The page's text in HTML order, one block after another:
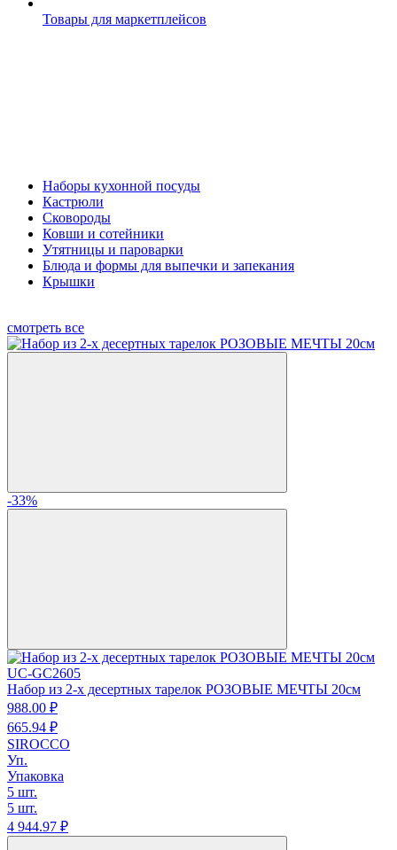
Товары для маркетплейсов
Наборы кухонной посуды
Кастрюли
Сковороды
Ковши и сотейники
Утятницы и пароварки
Блюда и формы для выпечки и запекания
Крышки
смотреть все
-33%
UC-GC2605
Набор из 2-х десертных тарелок РОЗОВЫЕ МЕЧТЫ 20см
988.00 ₽
665.94 ₽
SIROCCO
Уп.
Упаковка
5 шт.
5 шт.
4 944.97 ₽